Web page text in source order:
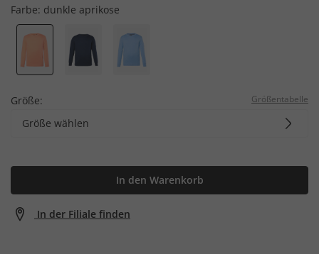
Farbe: dunkle aprikose
Größe: Größentabelle
Größe wählen
In den Warenkorb
In der Filiale finden